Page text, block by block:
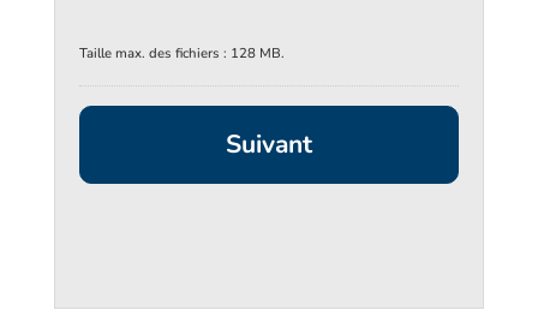
Taille max. des fichiers : 128 MB.